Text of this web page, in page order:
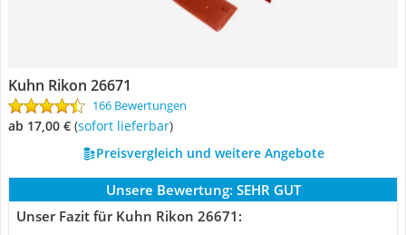
Kuhn Rikon 26671
166 Bewertungen
ab 17,00 € ( Sofort lieferbar)
Preisvergleich und weitere Angebote
Unsere Bewertung: SEHR GUT
Unser Fazit für Kuhn Rikon 26671: